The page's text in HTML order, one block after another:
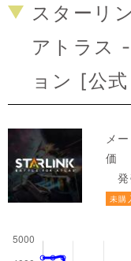
スターリ
アトラス
ョン [公
メ
価
発
未購